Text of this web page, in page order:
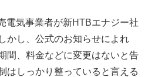
電気事業者が新HTBエナジー社
かし、公式のお知らせによれ
間、料金などに変更はないと告
はしっかり整っていると言える